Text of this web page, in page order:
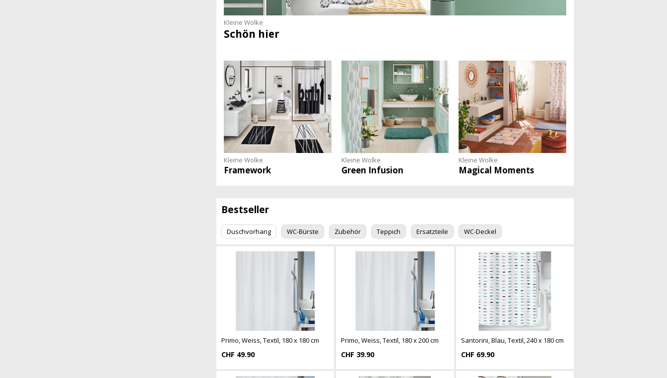
Kleine Wolke
Schön hier
Kleine Wolke
Framework
Kleine Wolke
Green Infusion
Kleine Wolke
Magical Moments
Bestseller
Duschvorhang WC-Bürste Zubehör Teppich Ersatzteile WC-Deckel
Primo, Weiss, Textil, 180 x 180 cm
CHF 49.90
Primo, Weiss, Textil, 180 x 200 cm
CHF 39.90
Santorini, Blau, Textil, 240 x 180 cm
CHF 69.90